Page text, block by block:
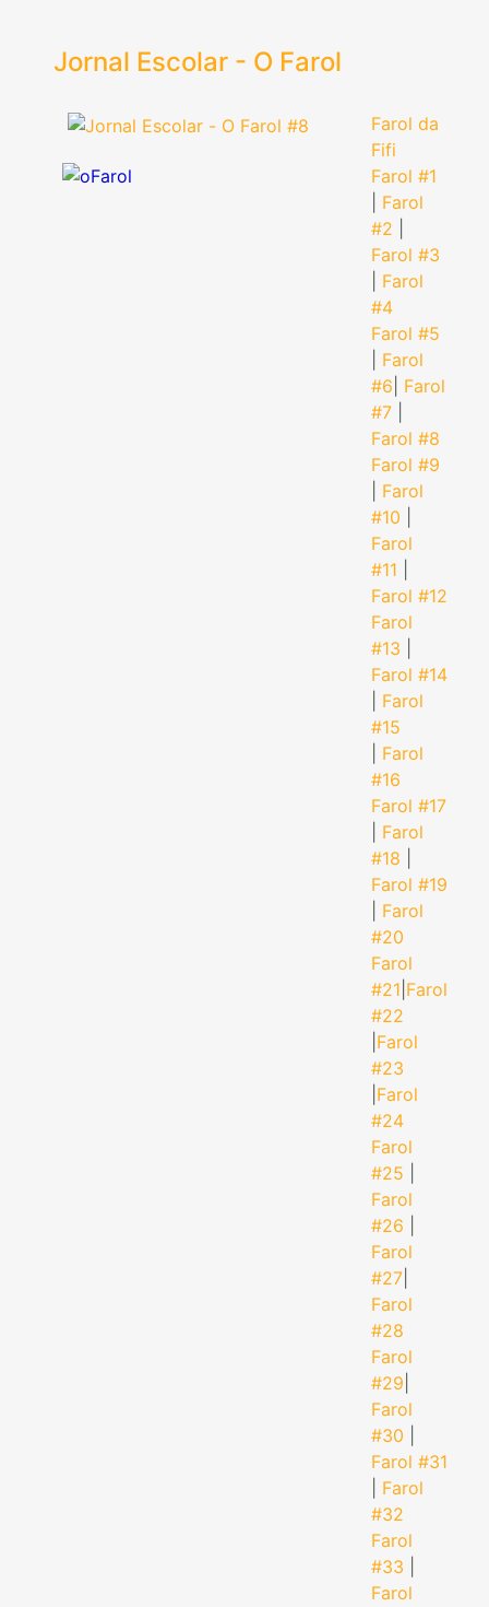
Jornal Escolar - O Farol
Farol da
Fifi
Farol #1
Farol
#2
Farol #3
Farol
#4
Farol #5
Farol
#6 Farol
#7
Farol #8
Farol #9
Farol
#10
Farol
#11
Farol #12
Farol
#13
Farol #14
Farol
#15
Farol
#16
Farol #17
Farol
#18
Farol #19
Farol
#20
Farol
#21 Farol
#22
Farol
#23
Farol
#24
Farol
#25
Farol
#26
Farol
#27
Farol
#28
Farol
#29
Farol
#30
Farol #31
Farol
#32
Farol
#33
Farol